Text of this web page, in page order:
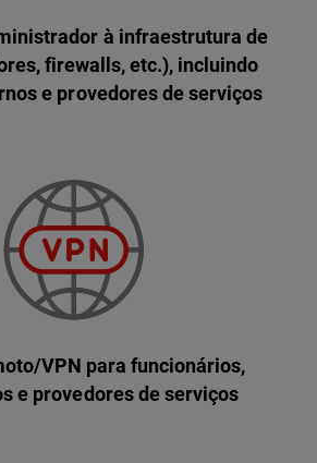
à infraestrutura de
firewalls, etc.), incluindo
e provedores de serviços
VPN para funcionários,
e provedores de serviços